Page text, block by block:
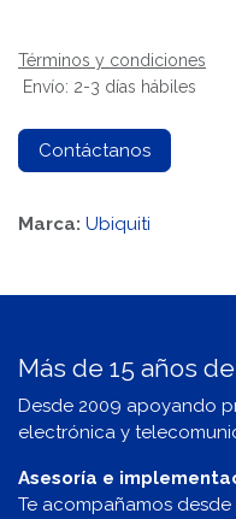
Términos y condiciones
Envío: 2-3 días hábiles
Contáctanos
Marca: Ubiquiti
Más de 15 años
Desde 2009 apoyando
electrónica y
Asesoría e
Te acompañamos